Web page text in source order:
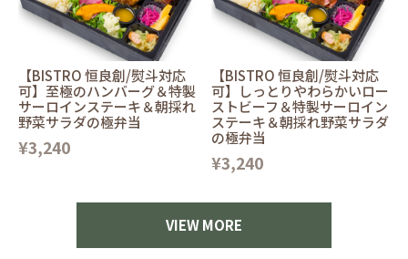
【BISTRO 恒良創/熨斗対応
可】至極のハンバーグ＆特製
サーロインステーキ＆朝採れ
野菜サラダの極弁当
¥3,240
【BISTRO 恒良創/熨斗対応
可】しっとりやわらかいロー
ストビーフ＆特製サーロイン
ステーキ＆朝採れ野菜サラダ
の極弁当
¥3,240
VIEW MORE